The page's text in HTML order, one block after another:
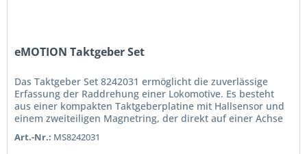
eMOTION Taktgeber Set
Das Taktgeber Set 8242031 ermöglicht die zuverlässige
Erfassung der Raddrehung einer Lokomotive. Es besteht
aus einer kompakten Taktgeberplatine mit Hallsensor und
einem zweiteiligen Magnetring, der direkt auf einer Achse
Art.-Nr.: MS8242031